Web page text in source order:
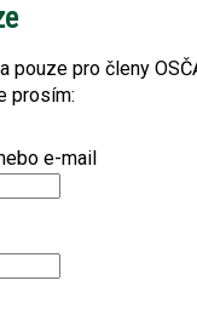
pouze pro členy
prosím:
e-mail